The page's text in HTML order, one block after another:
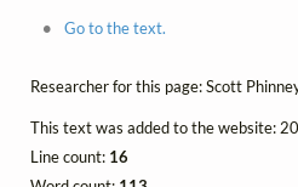
Go to the text.
Researcher for this page: Scott
This text was added to the website:
Line count: 16